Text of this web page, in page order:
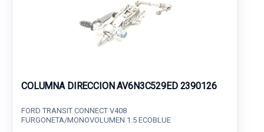
COLUMNA DIRECCION AV6N3C529ED 2390126
FORD TRANSIT CONNECT V408
FURGONETA/MONOVOLUMEN 1.5 ECOBLUE